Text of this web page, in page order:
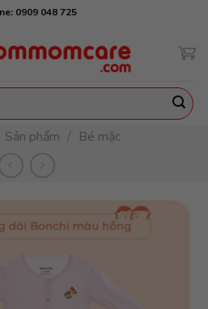
0909 048 725
Sản phẩm / Bé mặc